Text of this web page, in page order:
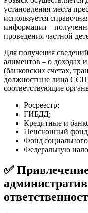
установления места
используется
информация –
проведения частной
Для получения
алиментов – о доходах
(банковских счетах,
должностные лица ССП
соответствующие
Росреестр;
ГИБДД;
Кредитные и
Пенсионный
Фонд социального
Федеральную
✅